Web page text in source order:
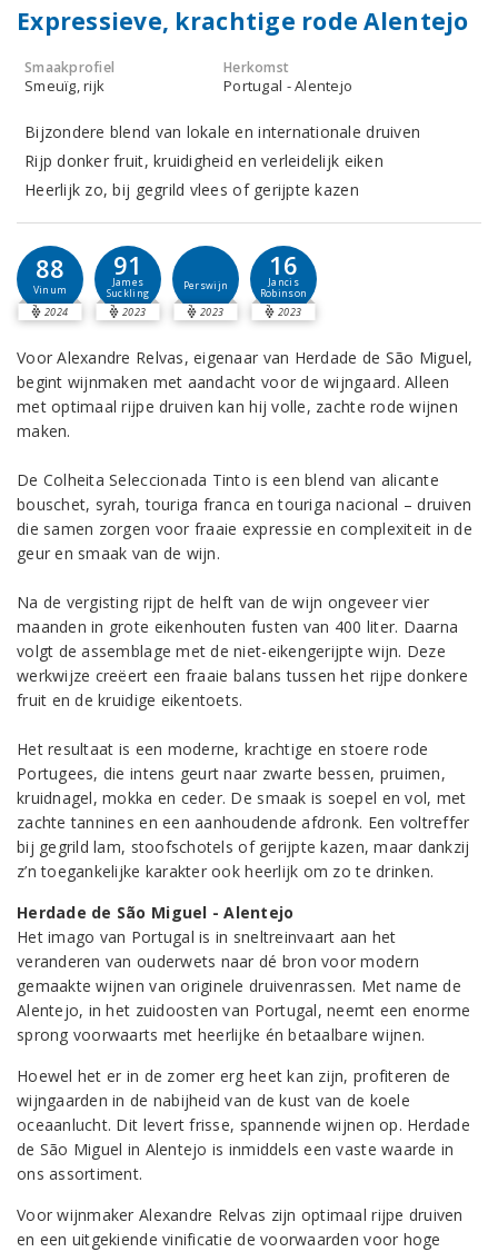
Expressieve, krachtige rode Alentejo
Smaakprofiel
Smeuïg, rijk
Herkomst
Portugal - Alentejo
Bijzondere blend van lokale en internationale druiven
Rijp donker fruit, kruidigheid en verleidelijk eiken
Heerlijk zo, bij gegrild vlees of gerijpte kazen
88
Vinum
2024
91
James
Suckling
2023
Perswijn
2023
16
Jancis
Robinson
2023
Voor Alexandre Relvas, eigenaar van Herdade de São Miguel,
begint wijnmaken met aandacht voor de wijngaard. Alleen
met optimaal rijpe druiven kan hij volle, zachte rode wijnen
maken.
De Colheita Seleccionada Tinto is een blend van alicante
bouschet, syrah, touriga franca en touriga nacional – druiven
die samen zorgen voor fraaie expressie en complexiteit in de
geur en smaak van de wijn.
Na de vergisting rijpt de helft van de wijn ongeveer vier
maanden in grote eikenhouten fusten van 400 liter. Daarna
volgt de assemblage met de niet-eikengerijpte wijn. Deze
werkwijze creëert een fraaie balans tussen het rijpe donkere
fruit en de kruidige eikentoets.
Het resultaat is een moderne, krachtige en stoere rode
Portugees, die intens geurt naar zwarte bessen, pruimen,
kruidnagel, mokka en ceder. De smaak is soepel en vol, met
zachte tannines en een aanhoudende afdronk. Een voltreffer
bij gegrild lam, stoofschotels of gerijpte kazen, maar dankzij
z’n toegankelijke karakter ook heerlijk om zo te drinken.
Herdade de São Miguel - Alentejo
Het imago van Portugal is in sneltreinvaart aan het
veranderen van ouderwets naar dé bron voor modern
gemaakte wijnen van originele druivenrassen. Met name de
Alentejo, in het zuidoosten van Portugal, neemt een enorme
sprong voorwaarts met heerlijke én betaalbare wijnen.
Hoewel het er in de zomer erg heet kan zijn, profiteren de
wijngaarden in de nabijheid van de kust van de koele
oceaanlucht. Dit levert frisse, spannende wijnen op. Herdade
de São Miguel in Alentejo is inmiddels een vaste waarde in
ons assortiment.
Voor wijnmaker Alexandre Relvas zijn optimaal rijpe druiven
en een uitgekiende vinificatie de voorwaarden voor hoge